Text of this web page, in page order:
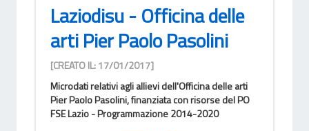
Laziodisu - Officina delle
arti Pier Paolo Pasolini
[CREATO IL: 17/01/2017]
Microdati relativi agli allievi dell'Officina delle arti
Pier Paolo Pasolini, finanziata con risorse del PO
FSE Lazio - Programmazione 2014-2020